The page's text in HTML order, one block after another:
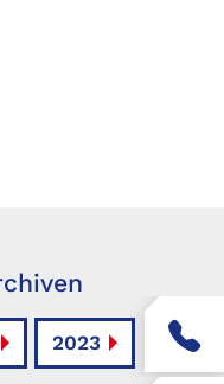
2023